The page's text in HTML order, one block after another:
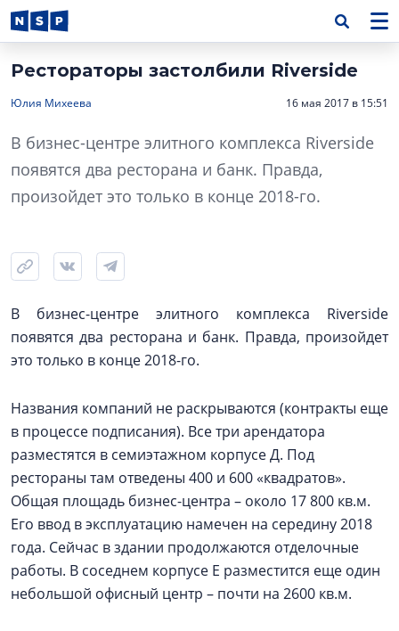
Рестораторы застолбили Riverside
Юлия Михеева 16 мая 2017 в 15:51
В бизнес-центре элитного комплекса Riverside
появятся два ресторана и банк. Правда,
произойдет это только в конце 2018-го.
В бизнес-центре элитного комплекса Riverside
появятся два ресторана и банк. Правда, произойдет
это только в конце 2018-го.
Названия компаний не раскрываются (контракты еще
в процессе подписания). Все три арендатора
разместятся в семиэтажном корпусе Д. Под
рестораны там отведены 400 и 600 «квадратов».
Общая площадь бизнес-центра – около 17 800 кв.м.
Его ввод в эксплуатацию намечен на середину 2018
года. Сейчас в здании продолжаются отделочные
работы. В соседнем корпусе Е разместится еще один
небольшой офисный центр – почти на 2600 кв.м.